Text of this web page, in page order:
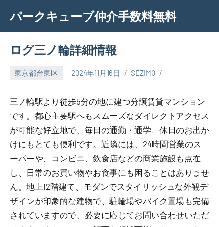
content
パークキューブ仲介手数料無料
ログ三ノ輪詳細情報
東京都台東区 2024年11月16日 SEZIMO
三ノ輪駅より徒歩5分の地に建つ分譲賃貸マンション
です。都心主要駅へもスムーズなダイレクトアクセス
が可能な好立地で、毎日の通勤・通学、休日のお出か
けにもとても便利です。近隣には、24時間営業のス
ーパーや、コンビニ、飲食店などの商業施設も点在
し、日常のお買い物やお食事にも困ることはありませ
ん。地上12階建て、モダンでスタイリッシュな外観デ
ザインが印象的な建物で、駐輪場やバイク置場も完備
されていますので、必要に応じてお問い合わせいただ